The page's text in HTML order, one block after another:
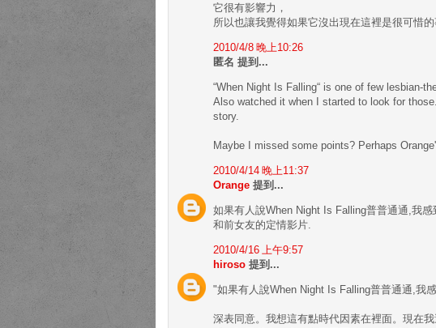
它很有影響力，
所以也讓我覺得如果它沒出現在這裡是很可惜
2010/4/8 晚上10:26
匿名 提到...
“When Night Is Falling“ is one of few lesbian-
Also watched it when I started to look for
story.
Maybe I missed some points? Perhaps
2010/4/14 晚上11:37
Orange 提到...
如果有人說When Night Is Falling普普通通,我
和前女友的定情影片.
2010/4/16 上午9:57
hiroso 提到...
"如果有人說When Night Is Falling普普通通,我
深表同意。我想這有點時代因素在裡面。現在